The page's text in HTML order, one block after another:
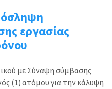
εργασίας
με Σύναψη σύμβασης
(1) ατόμου για την κάλυψη